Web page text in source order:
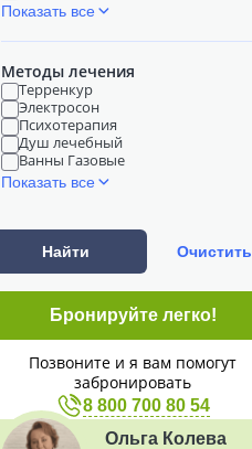
Показать все
Методы лечения
Терренкур
Электросон
Психотерапия
Душ лечебный
Ванны Газовые
Показать все
Найти Очистить
Бронируйте легко!
Позвоните и я вам помогут
забронировать
8 800 700 80 54
Ольга Колева